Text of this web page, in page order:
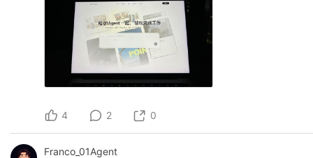
4 2 0
Franco_01Agent